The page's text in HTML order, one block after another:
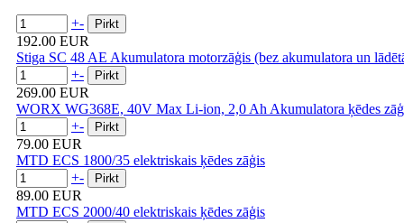
+-
192.00 EUR
Stiga SC 48 AE Akumulatora motorzāģis (bez akumulatora un
+-
269.00 EUR
WORX WG368E, 40V Max Li-ion, 2,0 Ah Akumulatora ķēdes
+-
79.00 EUR
MTD ECS 1800/35 elektriskais ķēdes zāģis
+-
89.00 EUR
MTD ECS 2000/40 elektriskais ķēdes zāģis